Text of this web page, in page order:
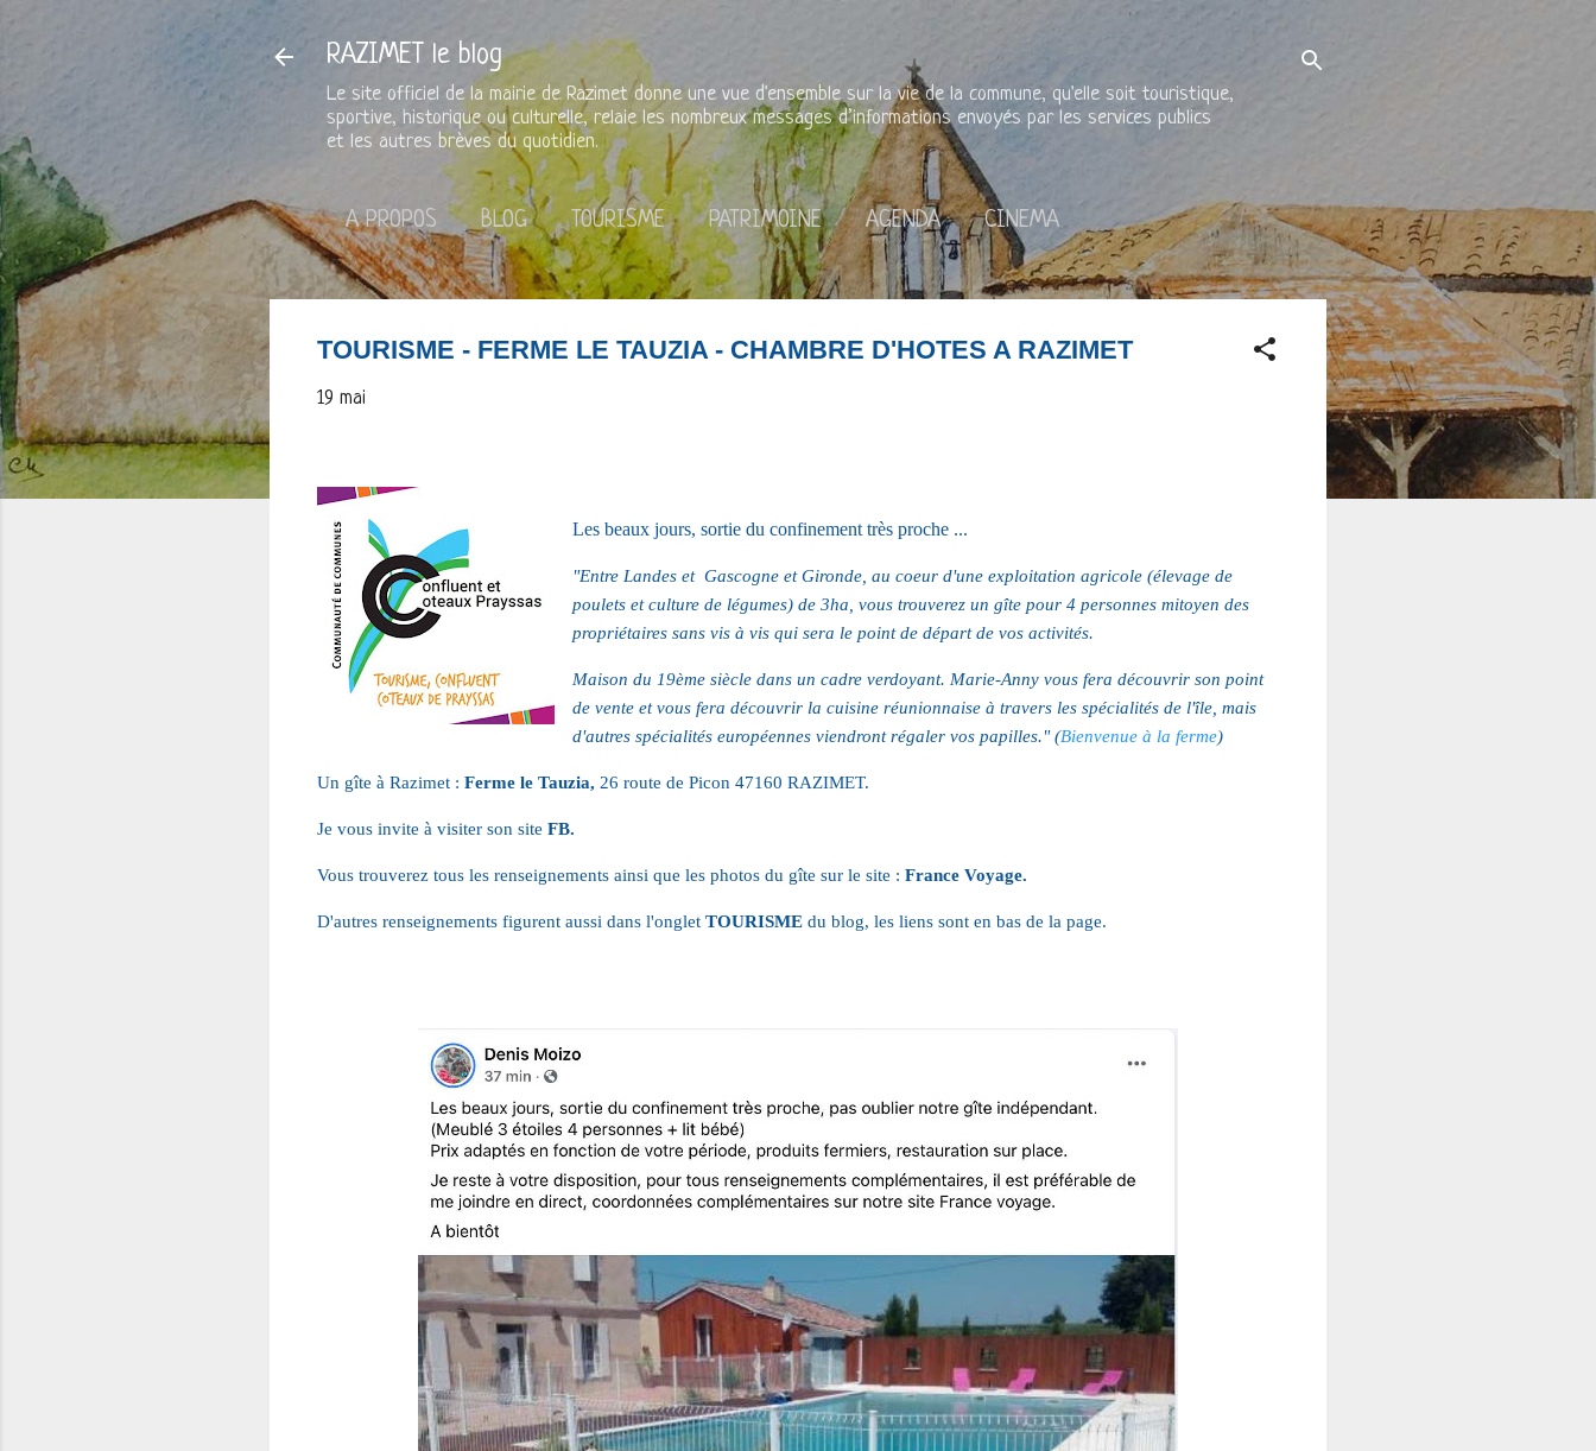
RAZIMET le blog
Le site officiel de la mairie de Razimet donne une vue d'ensemble sur la vie de la commune, qu'elle soit touristique,
sportive, historique ou culturelle, relaie les nombreux messages d’informations envoyés par les services publics
et les autres brèves du quotidien.
A PROPOS BLOG TOURISME PATRIMOINE AGENDA CINEMA
TOURISME - FERME LE TAUZIA - CHAMBRE D'HOTES A RAZIMET
19 mai
Les beaux jours, sortie du confinement très proche ...
"Entre Landes et Gascogne et Gironde, au coeur d'une exploitation agricole (élevage de
poulets et culture de légumes) de 3ha, vous trouverez un gîte pour 4 personnes mitoyen des
propriétaires sans vis à vis qui sera le point de départ de vos activités.
Maison du 19ème siècle dans un cadre verdoyant. Marie-Anny vous fera découvrir son point
de vente et vous fera découvrir la cuisine réunionnaise à travers les spécialités de l'île, mais
d'autres spécialités européennes viendront régaler vos papilles." (Bienvenue à la ferme)
Un gîte à Razimet : Ferme le Tauzia, 26 route de Picon 47160 RAZIMET.
Je vous invite à visiter son site FB.
Vous trouverez tous les renseignements ainsi que les photos du gîte sur le site : France Voyage.
D'autres renseignements figurent aussi dans l'onglet TOURISME du blog, les liens sont en bas de la page.